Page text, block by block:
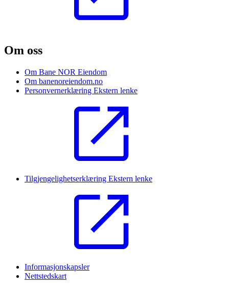
Om oss
Om Bane NOR Eiendom
Om banenoreiendom.no
Personvernerklæring Ekstern lenke
Tilgjengelighetserklæring Ekstern lenke
Informasjonskapsler
Nettstedskart